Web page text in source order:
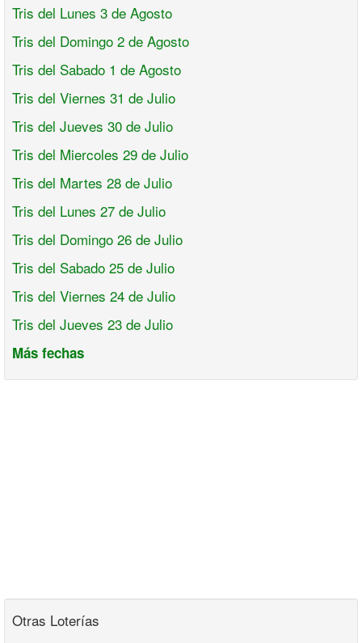
Tris del Lunes 3 de Agosto
Tris del Domingo 2 de Agosto
Tris del Sabado 1 de Agosto
Tris del Viernes 31 de Julio
Tris del Jueves 30 de Julio
Tris del Miercoles 29 de Julio
Tris del Martes 28 de Julio
Tris del Lunes 27 de Julio
Tris del Domingo 26 de Julio
Tris del Sabado 25 de Julio
Tris del Viernes 24 de Julio
Tris del Jueves 23 de Julio
Más fechas
Otras Loterías